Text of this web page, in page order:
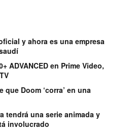
y ahora es una empresa
ADVANCED en Prime Video,
Doom ‘corra’ en una
tendrá una serie animada y
involucrado